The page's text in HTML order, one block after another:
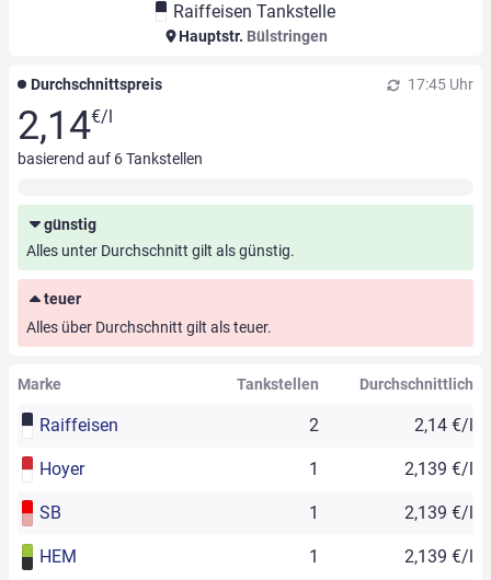
Raiffeisen Tankstelle
Hauptstr. Bülstringen
Durchschnittspreis 17:45 Uhr
2,14€/l
basierend auf 6Tankstellen
günstig
Alles unter Durchschnitt gilt als günstig.
teuer
Alles über Durchschnitt gilt als teuer.
Marke Tankstellen Durchschnittlich
Raiffeisen 2 2,14 €/l
Hoyer 1 2,139 €/l
SB 1 2,139 €/l
HEM 1 2,139 €/l